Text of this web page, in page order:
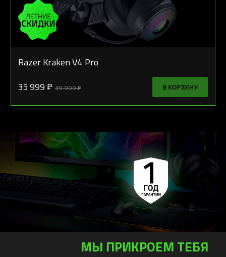
Razer Kraken V4 Pro
35 999 ₽ 39 999 ₽ В КОРЗИНУ
МЫ ПРИКРОЕМ ТЕБЯ